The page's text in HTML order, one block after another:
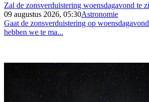
Zal de zonsverduistering woensdagavond te
09 augustus 2026, 05:30Astronomie
Gaat de zonsverduistering op
hebben we te ma...